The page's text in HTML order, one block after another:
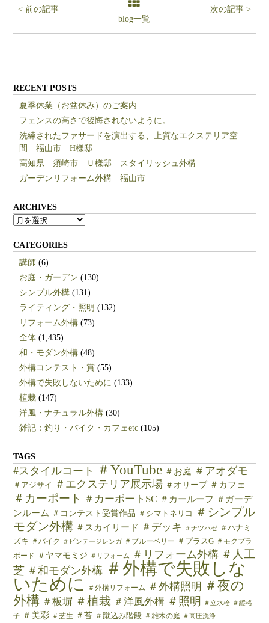
< 前の記事
blog一覧
次の記事 >
RECENT POSTS
夏季休業（お盆休み）のご案内
フェンスの高さで後悔されないように。
洗練されたファサードを演出する、上質なエクステリア空
間 福山市 H様邸
高知県 須崎市 Ｕ様邸 スタイリッシュ外構
ガーデンリフォーム外構 福山市
ARCHIVES
ARCHIVES
CATEGORIES
講師 (6)
お庭・ガーデン (130)
シンプル外構 (131)
ライティング・照明 (132)
リフォーム外構 (73)
全体 (1,435)
和・モダン外構 (48)
外構コンテスト・賞 (55)
外構で失敗しないために (133)
植栽 (147)
洋風・ナチュラル外構 (30)
雑記：釣り・バイク・カフェetc (105)
TAGS
#スタイルコート ＃YouTube ＃お庭 ＃アオダモ
＃アジサイ ＃エクステリア展示場 ＃オリーブ ＃カフェ
＃カーポート ＃カーポートSC ＃カールーフ ＃ガーデ
ンルーム ＃コンテスト受賞作品 ＃シマトネリコ
＃シンプル
モダン外構 ＃スカイリード ＃デッキ ＃ナツハゼ
＃ハナミ
ズキ ＃バイク ＃ビンテージレンガ ＃ブルーベリー ＃プラスG ＃モクプラ
ボード ＃ヤマモミジ ＃リフォーム ＃リフォーム外構 ＃人工
芝 ＃和モダン外構 ＃外構で失敗しな
いために
＃外構リフォーム ＃外構照明 ＃夜の
外構 ＃板塀 ＃植栽 ＃洋風外構 ＃照明 ＃立水栓 ＃縦格
子
＃美彩 ＃芝生 ＃苔 ＃蹴込み階段 ＃雑木の庭 ＃高圧洗浄